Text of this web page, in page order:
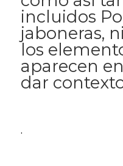
incluidos
jaboneras,
los
aparecen
dar
.